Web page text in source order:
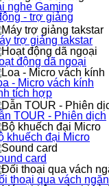
nghe Gaming
- trợ giảng
trợ giảng takstar
động dã ngoại
- Micro vách kính
tích hợp
TOUR - Phiên dịch
khuếch đại Micro
card
thoại qua vách ngăn